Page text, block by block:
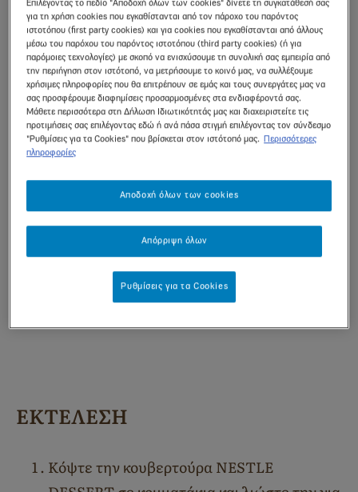
170 γρ. κουβερτούρα NESTLE DESSERT,
ψιλοκομμένη
150 γρ. νιφάδες βρόμης
130 γρ. χουρμάδες χωρίς κουκούτσι,
ψιλοκομμένους
20 γρ. αμύγδαλα, τριμμένα
20 γρ. γάλα σε σκόνη
1 κ.σ. κακάο
1 κ.σ. ταχίνι
½ κ.γ. εκχύλισμα λεμονιού ή ξύσμα από 1
ΕΚΤΕΛΕΣΗ
Κόψτε την κουβερτούρα NESTLE
Επιλέγοντας το πεδίο "Αποδοχή όλων των cookies" δίνετε τη συγκατάθεσή σας
για τη χρήση cookies που εγκαθίστανται από τον πάροχο του παρόντος
ιστοτόπου (first party cookies) και για cookies που εγκαθίστανται από άλλους
μέσω του παρόχου του παρόντος ιστοτόπου (third party cookies) (ή για
παρόμοιες τεχνολογίες) με σκοπό να ενισχύσουμε τη συνολική σας εμπειρία από
την περιήγηση στον ιστότοπό, να μετρήσουμε το κοινό μας, να συλλέξουμε
χρήσιμες πληροφορίες που θα επιτρέπουν σε εμάς και τους συνεργάτες μας να
σας προσφέρουμε διαφημίσεις προσαρμοσμένες στα ενδιαφέροντά σας.
Μάθετε περισσότερα στη Δήλωση Ιδιωτικότητάς μας και διαχειριστείτε τις
προτιμήσεις σας επιλέγοντας εδώ ή ανά πάσα στιγμή επιλέγοντας τον σύνδεσμο
"Ρυθμίσεις για τα Cookies" που βρίσκεται στον ιστότοπό μας.
Περισσότερες
πληροφορίες
Απόρριψη όλων
Αποδοχή όλων των cookies
Ρυθμίσεις για τα Cookies